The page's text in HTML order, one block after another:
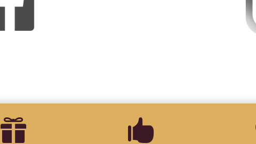
 